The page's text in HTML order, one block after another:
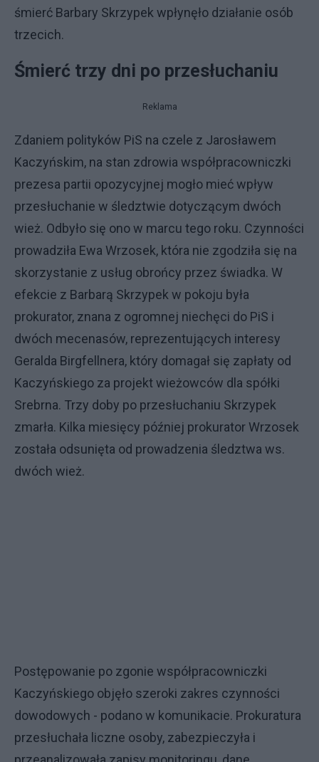
śmierć Barbary Skrzypek wpłynęło działanie osób
trzecich.
Śmierć trzy dni po przesłuchaniu
Reklama
Zdaniem polityków PiS na czele z Jarosławem
Kaczyńskim, na stan zdrowia współpracowniczki
prezesa partii opozycyjnej mogło mieć wpływ
przesłuchanie w śledztwie dotyczącym dwóch
wież. Odbyło się ono w marcu tego roku. Czynności
prowadziła Ewa Wrzosek, która nie zgodziła się na
skorzystanie z usług obrońcy przez świadka. W
efekcie z Barbarą Skrzypek w pokoju była
prokurator, znana z ogromnej niechęci do PiS i
dwóch mecenasów, reprezentujących interesy
Geralda Birgfellnera, który domagał się zapłaty od
Kaczyńskiego za projekt wieżowców dla spółki
Srebrna. Trzy doby po przesłuchaniu Skrzypek
zmarła. Kilka miesięcy później prokurator Wrzosek
została odsunięta od prowadzenia śledztwa ws.
dwóch wież.
Postępowanie po zgonie współpracowniczki
Kaczyńskiego objęło szeroki zakres czynności
dowodowych - podano w komunikacie. Prokuratura
przesłuchała liczne osoby, zabezpieczyła i